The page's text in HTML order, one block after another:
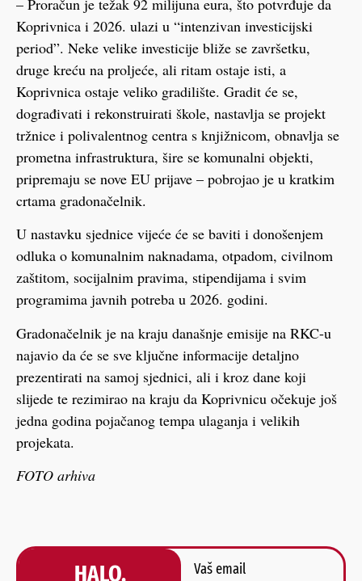
– Proračun je težak 92 milijuna eura, što potvrđuje da
Koprivnica i 2026. ulazi u “intenzivan investicijski
period”. Neke velike investicije bliže se završetku,
druge kreću na proljeće, ali ritam ostaje isti, a
Koprivnica ostaje veliko gradilište. Gradit će se,
dograđivati i rekonstruirati škole, nastavlja se projekt
tržnice i polivalentnog centra s knjižnicom, obnavlja se
prometna infrastruktura, šire se komunalni objekti,
pripremaju se nove EU prijave – pobrojao je u kratkim
crtama gradonačelnik.
U nastavku sjednice vijeće će se baviti i donošenjem
odluka o komunalnim naknadama, otpadom, civilnom
zaštitom, socijalnim pravima, stipendijama i svim
programima javnih potreba u 2026. godini.
Gradonačelnik je na kraju današnje emisije na RKC-u
najavio da će se sve ključne informacije detaljno
prezentirati na samoj sjednici, ali i kroz dane koji
slijede te rezimirao na kraju da Koprivnicu očekuje još
jedna godina pojačanog tempa ulaganja i velikih
projekata.
FOTO arhiva
HALO,
Vaš email